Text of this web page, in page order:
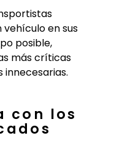
en sus
posible,
más críticas
innecesarias.
con los